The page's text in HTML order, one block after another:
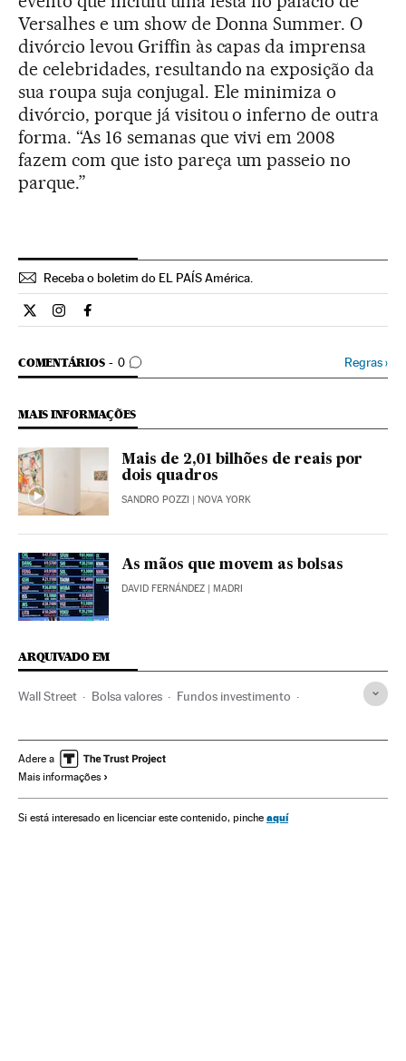
Versalhes e um show de Donna Summer. O
divórcio levou Griffin às capas da imprensa
de celebridades, resultando na exposição da
sua roupa suja conjugal. Ele minimiza o
divórcio, porque já visitou o inferno de outra
forma. “As 16 semanas que vivi em 2008
fazem com que isto pareça um passeio no
parque.”
Receba o boletim do EL PAÍS América.
Economia El País Brasil en Twitter
Economia El País Brasil en Instagram
Economia El País Brasil en Facebook
COMENTÁRIOS 0
COMENTÁRIOS Regras›
MAIS INFORMAÇÕES
Mais de 2,01 bilhões de reais por
dois quadros
SANDRO POZZI | NOVA YORK
As mãos que movem as bolsas
DAVID FERNÁNDEZ | MADRI
ARQUIVADO EM
Wall Street Bolsa valores Fundos investimento
Adere a
Mais informações
Si está interesado en licenciar este contenido, pinche aquí